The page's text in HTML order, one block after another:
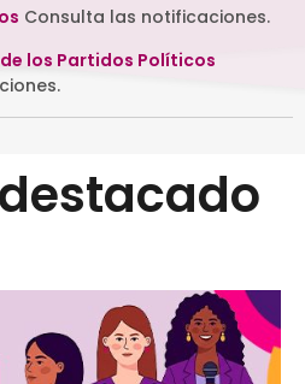
Consulta las notificaciones.
los Partidos Políticos